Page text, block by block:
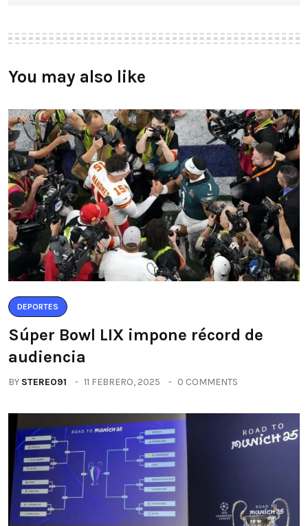
You may also like
DEPORTES
Súper Bowl LIX impone récord de
audiencia
BY STEREO91 11 FEBRERO, 2025 0 COMMENTS